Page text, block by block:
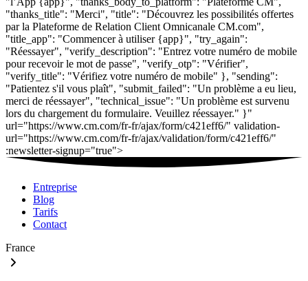
Entreprise
Blog
Tarifs
Contact
France